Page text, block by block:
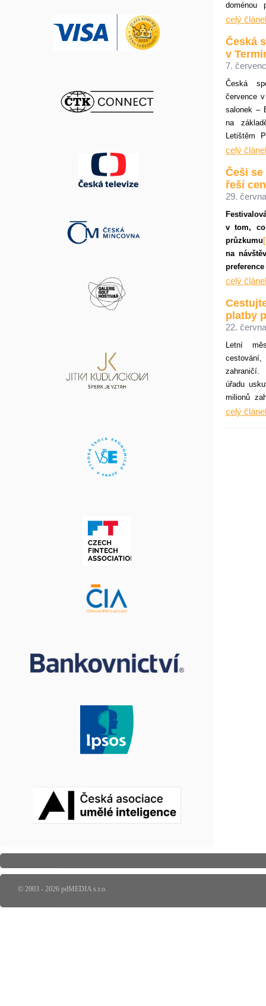
doménou
Vyplývá
celoroční
pouhý rok
%.
celý
Česká
v
7.
Česká
července
salonek –
na
Letištěm
spořitelna
která
Premier
letiště
Premier a
celý
Češi
řeší
29.
v tom,
průzkumu
na
hlavní
důležitější
na místě,
po
celý
platby
22.
Letní
zahraničí.
úřadu
milionů
celý
© 2003 - 2026 pdMEDIA s.r.o.